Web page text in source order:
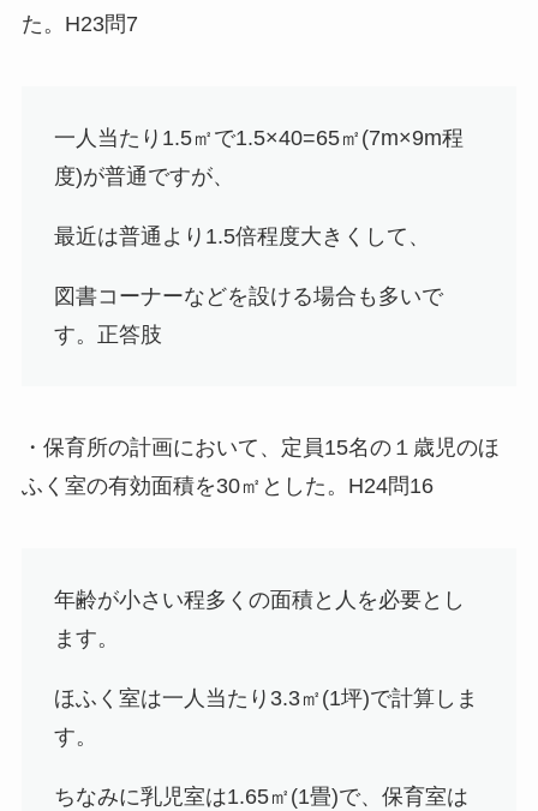
た。H23問7
一人当たり1.5㎡で1.5×40=65㎡(7m×9m程
度)が普通ですが、
最近は普通より1.5倍程度大きくして、
図書コーナーなどを設ける場合も多いで
す。 正答肢
・保育所の計画において、定員15名の１歳児のほ
ふく室の有効面積を30㎡とした。H24問16
年齢が小さい程多くの面積と人を必要とし
ます。
ほふく室は一人当たり3.3㎡(1坪)で計算しま
す。
ちなみに乳児室は1.65㎡(1畳)で、保育室は